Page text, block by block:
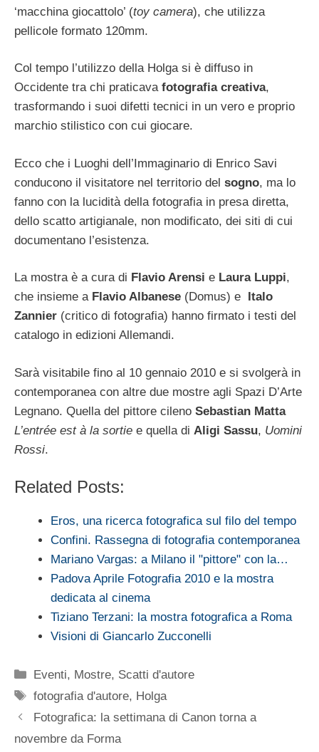
‘macchina giocattolo’ (toy camera), che utilizza
pellicole formato 120mm.
Col tempo l’utilizzo della Holga si è diffuso in
Occidente tra chi praticava fotografia creativa,
trasformando i suoi difetti tecnici in un vero e proprio
marchio stilistico con cui giocare.
Ecco che i Luoghi dell’Immaginario di Enrico Savi
conducono il visitatore nel territorio del sogno, ma lo
fanno con la lucidità della fotografia in presa diretta,
dello scatto artigianale, non modificato, dei siti di cui
documentano l’esistenza.
La mostra è a cura di Flavio Arensi e Laura Luppi,
che insieme a Flavio Albanese (Domus) e
Italo
Zannier (critico di fotografia) hanno firmato i testi del
catalogo in edizioni Allemandi.
Sarà visitabile fino al 10 gennaio 2010 e si svolgerà in
contemporanea con altre due mostre agli Spazi D’Arte
Legnano. Quella del pittore cileno Sebastian Matta
L’entrée est à la sortie e quella di Aligi Sassu, Uomini
Rossi.
Related Posts:
Eros, una ricerca fotografica sul filo del tempo
Confini. Rassegna di fotografia contemporanea
Mariano Vargas: a Milano il "pittore" con la…
Padova Aprile Fotografia 2010 e la mostra
dedicata al cinema
Tiziano Terzani: la mostra fotografica a Roma
Visioni di Giancarlo Zucconelli
Categorie
Eventi, Mostre, Scatti d'autore
Tag
fotografia d'autore, Holga
Fotografica: la settimana di Canon torna a
novembre da Forma